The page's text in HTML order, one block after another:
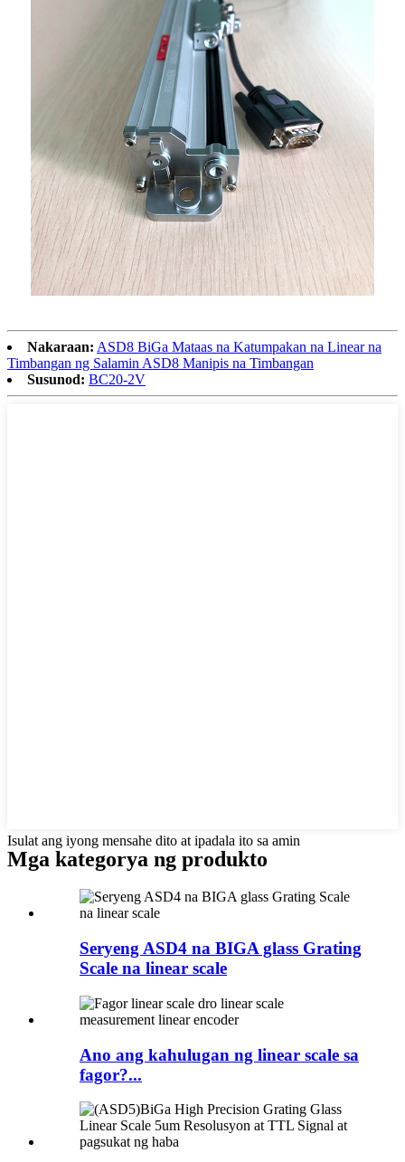
Nakaraan: ASD8 BiGa Mataas na Katumpakan na Linear na
Timbangan ng Salamin ASD8 Manipis na Timbangan
Susunod: BC20-2V
Isulat ang iyong mensahe dito at ipadala ito sa amin
Mga kategorya ng produkto
Seryeng ASD4 na BIGA glass Grating
Scale na linear scale
Ano ang kahulugan ng linear scale sa
fagor?...